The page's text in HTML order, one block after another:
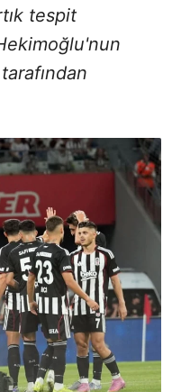
tespit